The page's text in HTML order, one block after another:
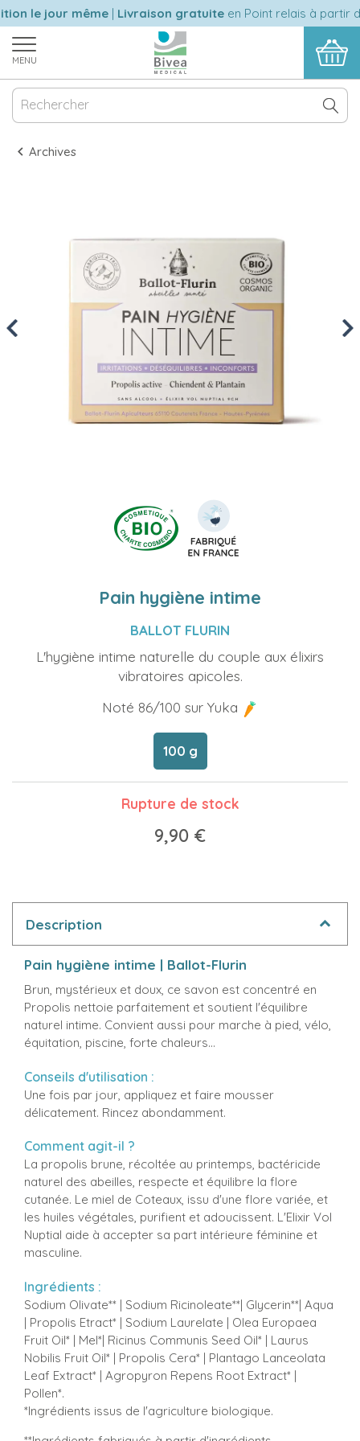
le jour même|Livraison gratuiteen Point relais à partir
MENU
Archives
Previous
Pain hygiène intime
BALLOT FLURIN
L'hygiène intime naturelle du couple aux élixirs
vibratoires apicoles.
Noté 86/100 sur Yuka
100 g
Rupture de stock
9,90 €
Description
Pain hygiène intime | Ballot-Flurin
Brun, mystérieux et doux, ce savon est concentré en
Propolis nettoie parfaitement et soutient l'équilibre
naturel intime. Convient aussi pour marche à pied, vélo,
équitation, piscine, forte chaleurs...
Conseils d'utilisation :
Une fois par jour, appliquez et faire mousser
délicatement. Rincez abondamment.
Comment agit-il ?
La propolis brune, récoltée au printemps, bactéricide
naturel des abeilles, respecte et équilibre la flore
cutanée. Le miel de Coteaux, issu d'une flore variée, et
les huiles végétales, purifient et adoucissent. L'Elixir Vol
Nuptial aide à accepter sa part intérieure féminine et
masculine.
Ingrédients :
Sodium Olivate** | Sodium Ricinoleate**| Glycerin**| Aqua
| Propolis Etract* | Sodium Laurelate | Olea Europaea
Fruit Oil* | Mel*| Ricinus Communis Seed Oil* | Laurus
Nobilis Fruit Oil* | Propolis Cera* | Plantago Lanceolata
Leaf Extract* | Agropyron Repens Root Extract* |
Pollen*.
*Ingrédients issus de l'agriculture biologique.